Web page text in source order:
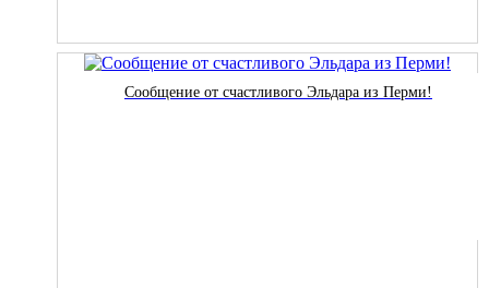
Сообщение от счастливого Эльдара из Перми!